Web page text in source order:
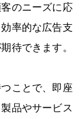
のニーズに応
率的な広告支
待できます。
ことで、即座
品やサービス